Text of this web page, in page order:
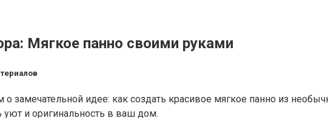
Мягкое панно своими руками
о замечательной идее: как создать красивое мягкое панно из
уют и оригинальность в ваш дом.